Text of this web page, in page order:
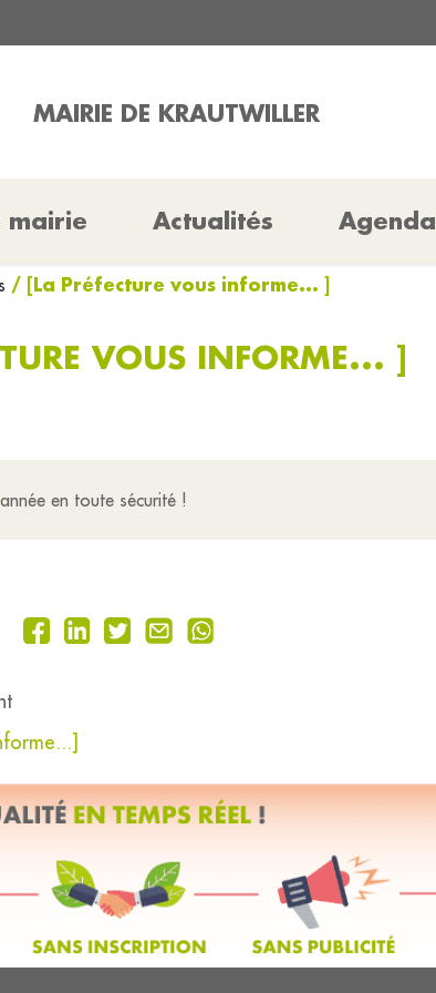
MAIRIE DE KRAUTWILLER
mairie Actualités Agenda
/ [La Préfecture vous informe... ]
VOUS INFORME... ]
en toute sécurité !